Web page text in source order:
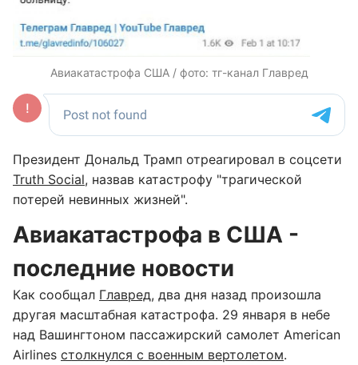
Авиакатастрофа США / фото: тг-канал Главред
Президент Дональд Трамп отреагировал в соцсети
Truth Social, назвав катастрофу "трагической
потерей невинных жизней".
Авиакатастрофа в США -
последние новости
Как сообщал Главред, два дня назад произошла
другая масштабная катастрофа. 29 января в небе
над Вашингтоном пассажирский самолет American
Airlines столкнулся с военным вертолетом.